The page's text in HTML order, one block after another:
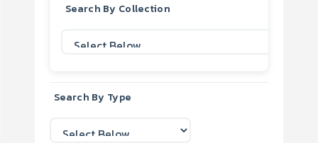
Search By Collection
Search By Type